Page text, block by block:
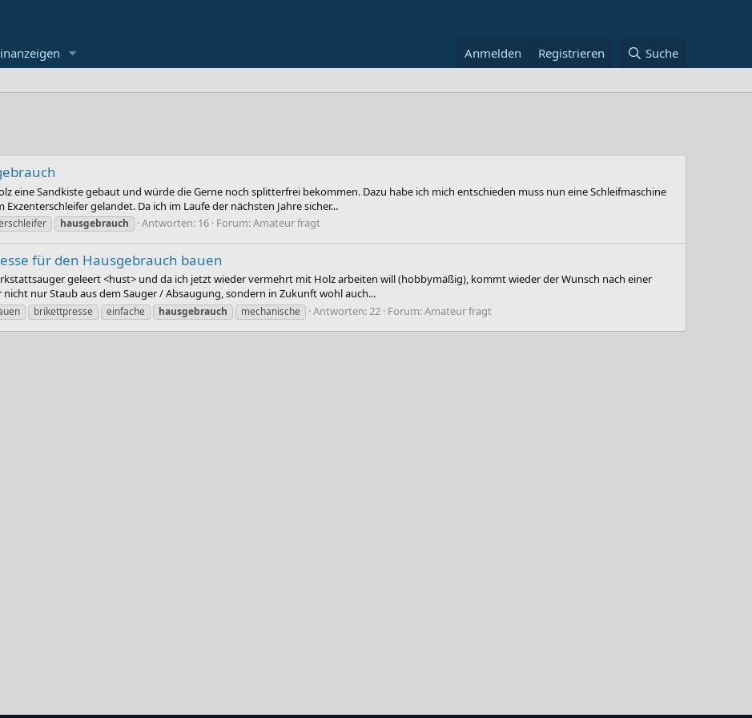
Anmelden Registrieren Suche
eine Sandkiste gebaut und würde die Gerne noch splitterfrei bekommen. Dazu habe ich mich entschieden muss nun eine Schleifmaschine
Exzenterschleifer gelandet. Da ich im Laufe der nächsten Jahre sicher...
hausgebrauch Antworten: 16 Forum:Amateur fragt
für den Hausgebrauch bauen
geleert <hust> und da ich jetzt wieder vermehrt mit Holz arbeiten will (hobbymäßig), kommt wieder der Wunsch nach einer
nur Staub aus dem Sauger / Absaugung, sondern in Zukunft wohl auch...
brikettpresse einfache hausgebrauch mechanische Antworten: 22 Forum:Amateur fragt